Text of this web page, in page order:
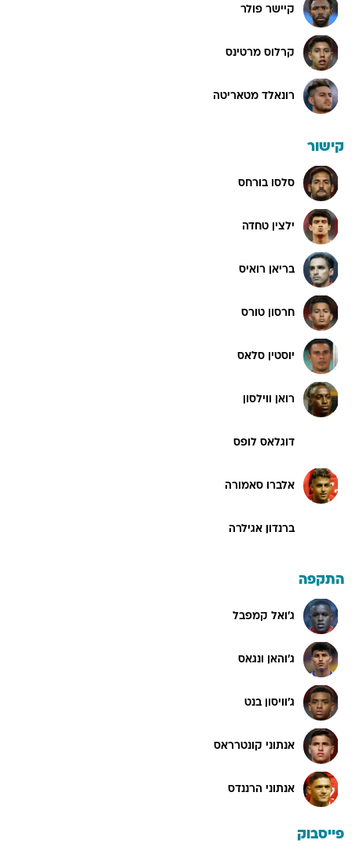
קיישר פולר
קרלוס מרטינס
רונאלד מטאריטה
קישור
סלסו בורחס
ילצין טחדה
בריאן רואיס
חרסון טורס
יוסטין סלאס
רואן ווילסון
דוגלאס לופס
אלברו סאמורה
ברנדון אגילרה
התקפה
ג'ואל קמפבל
ג'והאן ונגאס
ג'וויסון בנט
אנתוני קונטרראס
אנתוני הרננדס
פייסבוק